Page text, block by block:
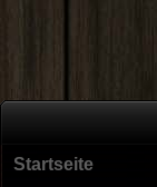
Startseite